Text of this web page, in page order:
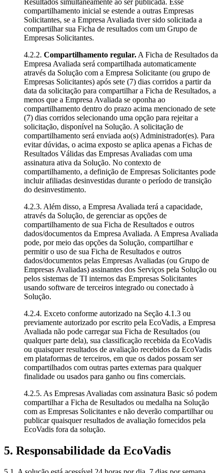
Resultados simultaneamente ao ser publicada. Esse
compartilhamento inicial se estende a outras Empresas
Solicitantes, se a Empresa Avaliada tiver sido solicitada a
compartilhar sua Ficha de resultados com um Grupo de
Empresas Solicitantes.
4.2.2. Compartilhamento regular. A Ficha de Resultados da
Empresa Avaliada será compartilhada automaticamente
através da Solução com a Empresa Solicitante (ou grupo de
Empresas Solicitantes) após sete (7) dias corridos a partir da
data da solicitação para compartilhar a Ficha de Resultados, a
menos que a Empresa Avaliada se oponha ao
compartilhamento dentro do prazo acima mencionado de sete
(7) dias corridos selecionando uma opção para rejeitar a
solicitação, disponível na Solução. A solicitação de
compartilhamento será enviada ao(s) Administrador(es). Para
evitar dúvidas, o acima exposto se aplica apenas a Fichas de
Resultados Válidas das Empresas Avaliadas com uma
assinatura ativa da Solução. No contexto de
compartilhamento, a definição de Empresas Solicitantes pode
incluir afiliadas desinvestidas durante o período de transição
do desinvestimento.
4.2.3. Além disso, a Empresa Avaliada terá a capacidade,
através da Solução, de gerenciar as opções de
compartilhamento de sua Ficha de Resultados e outros
dados/documentos da Empresa Avaliada. A Empresa Avaliada
pode, por meio das opções da Solução, compartilhar e
permitir o uso de sua Ficha de Resultados e outros
dados/documentos pelas Empresas Avaliadas (ou Grupo de
Empresas Avaliadas) assinantes dos Serviços pela Solução ou
pelos sistemas de TI internos das Empresas Solicitantes
usando software de terceiros integrado ou conectado à
Solução.
4.2.4. Exceto conforme autorizado na Seção 4.1.3 ou
previamente autorizado por escrito pela EcoVadis, a Empresa
Avaliada não pode carregar sua Ficha de Resultados (ou
qualquer parte dela), sua classificação recebida da EcoVadis
ou quaisquer resultados de avaliação recebidos da EcoVadis
em plataformas de terceiros, em que os dados possam ser
compartilhados com outras partes externas para qualquer
finalidade ou usados para ganho ou fins comerciais.
4.2.5. As Empresas Avaliadas com assinatura Basic só podem
compartilhar a Ficha de Resultados ou medalha na Solução
com as Empresas Solicitantes e não deverão compartilhar ou
publicar quaisquer resultados de avaliação fornecidos pela
EcoVadis fora da solução.
5. Responsabilidade da EcoVadis